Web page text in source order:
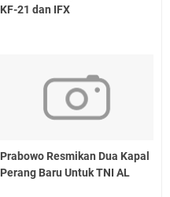
KF-21 dan IFX
Prabowo Resmikan Dua Kapal
Perang Baru Untuk TNI AL